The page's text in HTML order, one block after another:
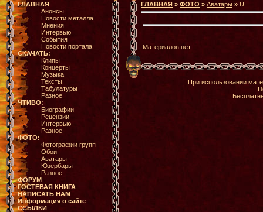
ГЛАВНАЯ
Анонсы
Новости металла
Мнения
Интервью
События
Новости портала
СКАЧАТЬ:
Клипы
Концерты
Музыка
Тексты
Табулатуры
Разное
ЧТИВО:
Биографии
Рецензии
Интервью
Разное
ФОТО:
Фотографии групп
Обои
Аватары
Юзербары
Разное
ФОРУМ
ГОСТЕВАЯ КНИГА
НАПИСАТЬ НАМ
Информация о сайте
ССЫЛКИ
ГЛАВНАЯ » ФОТО » Аватары » U
Материалов нет
При использовании